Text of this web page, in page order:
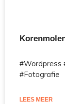
#Wordpress
#Fotografie
LEES MEER